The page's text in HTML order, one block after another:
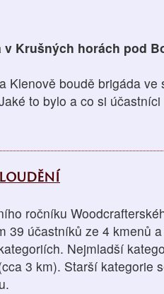
v Krušných horách pod
Klenově boudě brigáda ve
to bylo a co si
ročníku
39 účastníků ze 4 kmenů
Nejmladší
3 km). Starší kategorie